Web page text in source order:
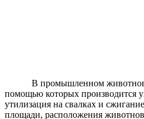
В промышленном
помощью которых производится
утилизация на свалках и
площади, расположения